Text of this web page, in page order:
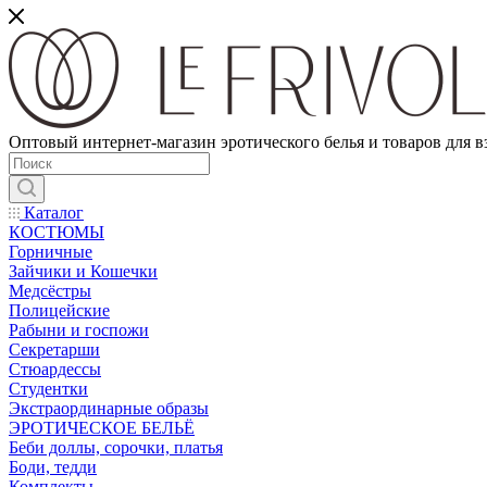
Оптовый интернет-магазин эротического белья и товаров для
Каталог
КОСТЮМЫ
Горничные
Зайчики и Кошечки
Медсёстры
Полицейские
Рабыни и госпожи
Секретарши
Стюардессы
Студентки
Экстраординарные образы
ЭРОТИЧЕСКОЕ БЕЛЬЁ
Беби доллы, сорочки, платья
Боди, тедди